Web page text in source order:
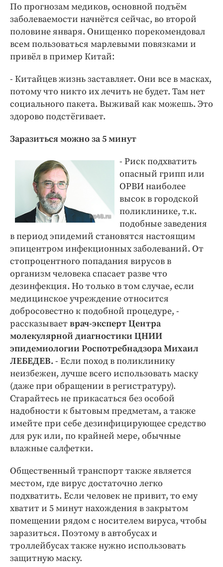
По прогнозам медиков, основной подъём
заболеваемости начнётся сейчас, во второй
половине января. Онищенко порекомендовал
всем пользоваться марлевыми повязками и
привёл в пример Китай:
- Китайцев жизнь заставляет. Они все в масках,
потому что никто их лечить не будет. Там нет
социального пакета. Выживай как можешь. Это
здорово подстёгивает.
Заразиться можно за 5 минут
- Риск подхватить
опасный грипп или
ОРВИ наиболее
высок в городской
поликлинике, т.к.
подобные заведения
в период эпидемий становятся настоящим
эпицентром инфекционных заболеваний. От
стопроцентного попадания вирусов в
организм человека спасает разве что
дезинфекция. Но только в том случае, если
медицинское учреждение относится
добросовестно к подобной процедуре, -
рассказывает врач-эксперт Центра
молекулярной диагностики ЦНИИ
эпидемиологии Роспотребнадзора Михаил
ЛЕБЕДЕВ. - Если поход в поликлинику
неизбежен, лучше всего использовать маску
(даже при обращении в регистратуру).
Старайтесь не прикасаться без особой
надобности к бытовым предметам, а также
имейте при себе дезинфицирующее средство
для рук или, по крайней мере, обычные
влажные салфетки.
Общественный транспорт также является
местом, где вирус достаточно легко
подхватить. Если человек не привит, то ему
хватит и 5 минут нахождения в закрытом
помещении рядом с носителем вируса, чтобы
заразиться. Поэтому в автобусах и
троллейбусах также нужно использовать
защитную маску.